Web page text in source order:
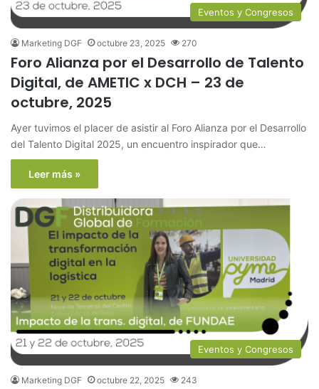
Eventos y Congresos
Marketing DGF octubre 23, 2025 270
Foro Alianza por el Desarrollo de Talento
Digital, de AMETIC x DCH – 23 de
octubre, 2025
Ayer tuvimos el placer de asistir al Foro Alianza por el Desarrollo
del Talento Digital 2025, un encuentro inspirador que…
Leer más »
Eventos y Congresos
Marketing DGF octubre 22, 2025 243